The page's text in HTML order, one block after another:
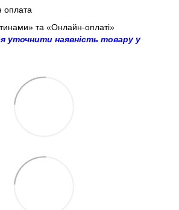
оплата
та «Онлайн-оплаті»
уточнити наявність товару у